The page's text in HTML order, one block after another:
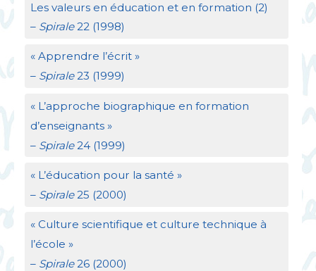
Les valeurs en éducation et en formation (2)
–Spirale22 (1998)
« Apprendre l’écrit »
– Spirale23 (1999)
« L’approche biographique en formation
d’enseignants »
– Spirale24 (1999)
« L’éducation pour la santé »
– Spirale25 (2000)
« Culture scientifique et culture technique à
l’école »
– Spirale26 (2000)